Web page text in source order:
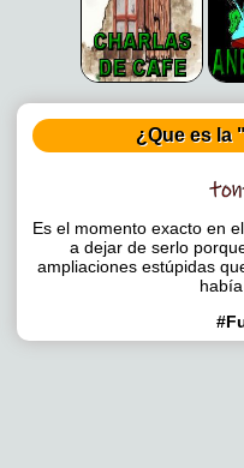
¿Que es la
Es el momento exacto en
a dejar de serlo
ampliaciones estúpidas